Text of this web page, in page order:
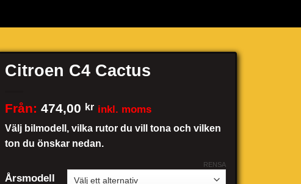
Citroen C4 Cactus
Från: 474,00 kr inkl. moms
Välj bilmodell, vilka rutor du vill tona och vilken
ton du önskar nedan.
Årsmodell
RENSA